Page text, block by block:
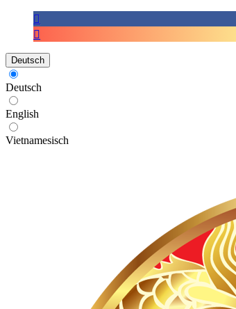
Deutsch
Deutsch
English
Vietnamesisch